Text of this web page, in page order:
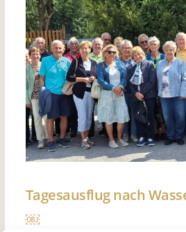
Tagesausflug nach
￼